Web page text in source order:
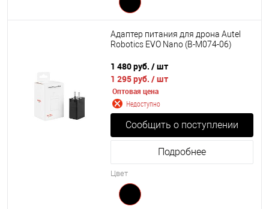
Адаптер питания для дрона Autel
Robotics EVO Nano (B-M074-06)
1 480 руб. / шт
1 295 руб. / шт
Оптовая цена
Недоступно
Сообщить о поступлении
Подробнее
Цвет